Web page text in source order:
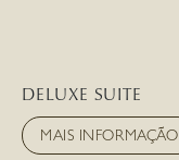
DELUXE SUITE
MAIS INFORMAÇÃO